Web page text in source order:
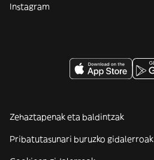
Instagram
Zehaztapenak eta baldintzak
Pribatutasunari buruzko gidalerroak